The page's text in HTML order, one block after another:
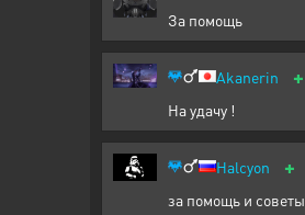
За помощь
Akanerin +
На удачу !
Halcyon +
за помощь и советы